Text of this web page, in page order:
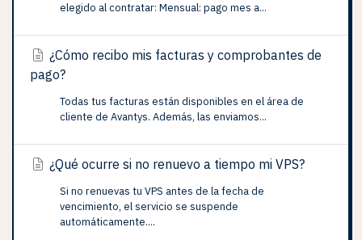
elegido al contratar: Mensual: pago mes a...
¿Cómo recibo mis facturas y comprobantes de
pago?
Todas tus facturas están disponibles en el área de
cliente de Avantys. Además, las enviamos...
¿Qué ocurre si no renuevo a tiempo mi VPS?
Si no renuevas tu VPS antes de la fecha de
vencimiento, el servicio se suspende
automáticamente....